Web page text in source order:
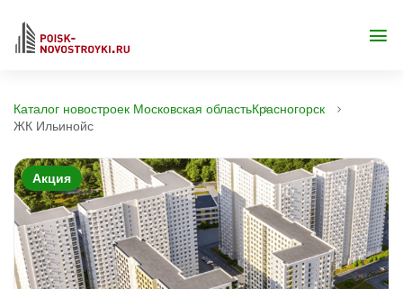
Каталог новостроек Московская областьКрасногорск
ЖК Ильинойс
Акция